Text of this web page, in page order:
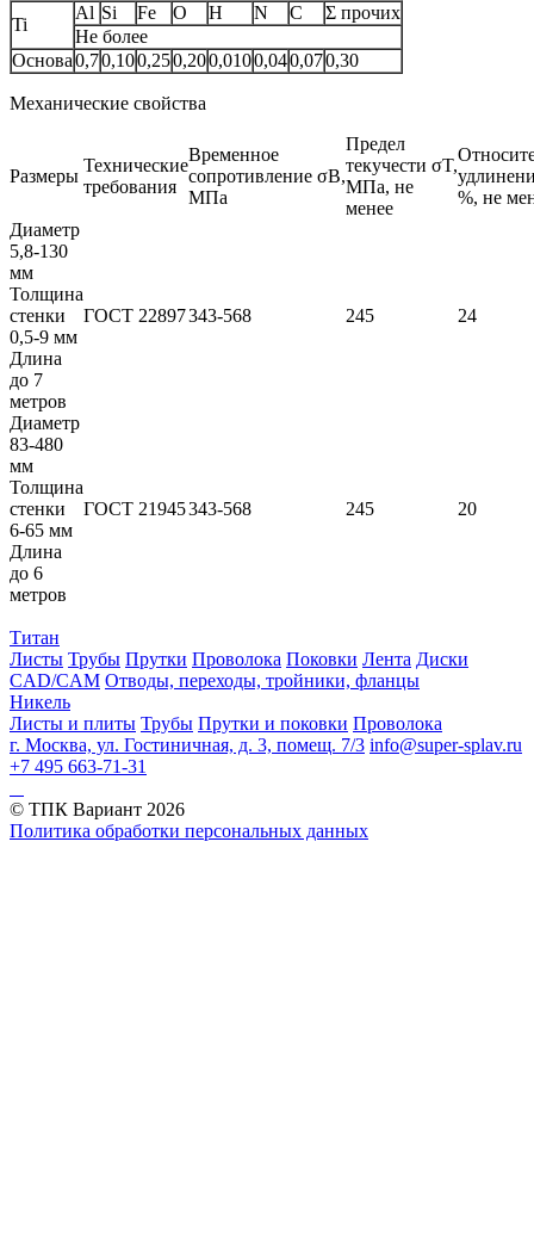
Ti
Al Si Fe O H N C
Σ прочих
Не более
Основа0,70,100,250,200,0100,040,070,30
Механические свойства
Размеры
Технические
требования
Временное
сопротивление σB,
МПа
Предел
текучести σT,
МПа, не
менее
%, не
Диаметр
5,8-130
мм
Толщина
стенки
0,5-9 мм
Длина
до 7
метров
ГОСТ 22897343-568 245 24
Диаметр
83-480
мм
Толщина
стенки
6-65 мм
Длина
до 6
метров
ГОСТ 21945343-568 245 20
Титан
Листы Трубы Прутки Проволока Поковки Лента Диски
CAD/CAM Отводы, переходы, тройники, фланцы
Никель
Листы и плиты Трубы Прутки и поковки Проволока
г. Москва, ул. Гостиничная, д. 3, помещ. 7/3 info@super-splav.ru
+7 495 663-71-31
© ТПК Вариант 2026
Политика обработки персональных данных